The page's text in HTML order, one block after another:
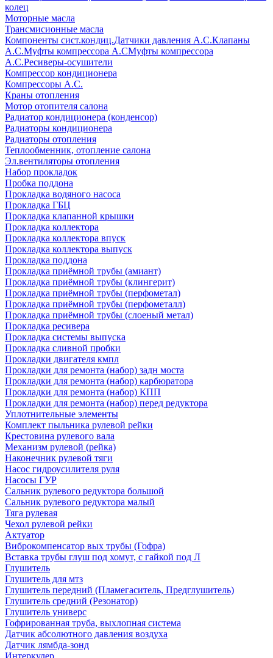
колец
Моторные масла
Трансмисионные масла
Компоненты сист.кондиц.Датчики давления А.С.Клапаны
А.С.Муфты компрессора А.СМуфты компрессора
А.С.Ресиверы-осушители
Компрессор кондиционера
Компрессоры А.С.
Краны отопления
Мотор отопителя салона
Радиатор кондиционера (конденсор)
Радиаторы кондиционера
Радиаторы отопления
Теплообменник, отопление салона
Эл.вентиляторы отопления
Набор прокладок
Пробка поддона
Прокладка водяного насоса
Прокладка ГБЦ
Прокладка клапанной крышки
Прокладка коллектора
Прокладка коллектора впуск
Прокладка коллектора выпуск
Прокладка поддона
Прокладка приёмной трубы (амиант)
Прокладка приёмной трубы (клингерит)
Прокладка приёмной трубы (перфометал)
Прокладка приёмной трубы (перфометалл)
Прокладка приёмной трубы (слоеный метал)
Прокладка ресивера
Прокладка системы выпуска
Прокладка сливной пробки
Прокладки двигателя кмпл
Прокладки для ремонта (набор) задн моста
Прокладки для ремонта (набор) карбюратора
Прокладки для ремонта (набор) КПП
Прокладки для ремонта (набор) перед редуктора
Уплотнительные элементы
Комплект пыльника рулевой рейки
Крестовина рулевого вала
Механизм рулевой (рейка)
Наконечник рулевой тяги
Насос гидроусилителя руля
Насосы ГУР
Сальник рулевого редуктора большой
Сальник рулевого редуктора малый
Тяга рулевая
Чехол рулевой рейки
Актуатор
Виброкомпенсатор вых трубы (Гофра)
Вставка трубы глуш под хомут, с гайкой под Л
Глушитель
Глушитель для мтз
Глушитель передний (Пламегаситель, Предглушитель)
Глушитель средний (Резонатор)
Глушитель универс
Гофрированная труба, выхлопная система
Датчик абсолютного давления воздуха
Датчик лямбда-зонд
Интеркулер